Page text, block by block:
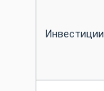
Инвестиции